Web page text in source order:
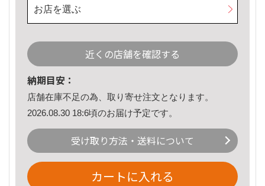
お店を選ぶ
近くの店舗を確認する
納期目安：
店舗在庫不足の為、取り寄せ注文となります。
2026.08.30 18:6頃のお届け予定です。
受け取り方法・送料について
カートに入れる